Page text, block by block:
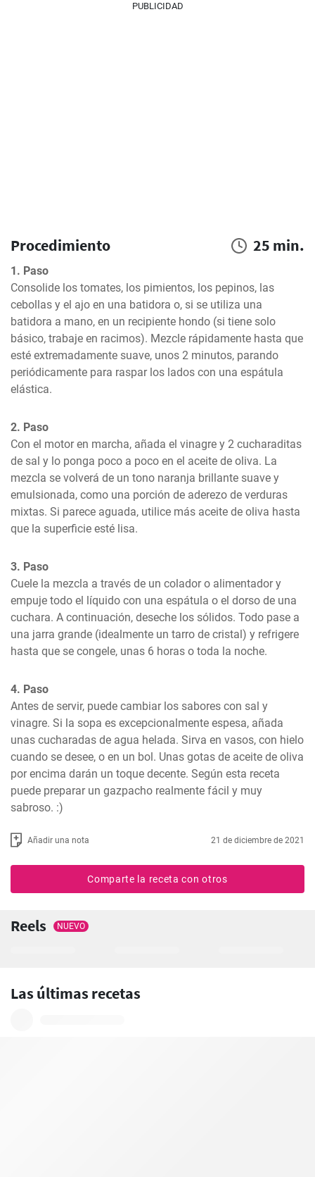
PUBLICIDAD
Procedimiento 25 min.
1. Paso
Consolide los tomates, los pimientos, los pepinos, las
cebollas y el ajo en una batidora o, si se utiliza una
batidora a mano, en un recipiente hondo (si tiene solo
básico, trabaje en racimos). Mezcle rápidamente hasta que
esté extremadamente suave, unos 2 minutos, parando
periódicamente para raspar los lados con una espátula
elástica.
2. Paso
Con el motor en marcha, añada el vinagre y 2 cucharaditas
de sal y lo ponga poco a poco en el aceite de oliva. La
mezcla se volverá de un tono naranja brillante suave y
emulsionada, como una porción de aderezo de verduras
mixtas. Si parece aguada, utilice más aceite de oliva hasta
que la superficie esté lisa.
3. Paso
Cuele la mezcla a través de un colador o alimentador y
empuje todo el líquido con una espátula o el dorso de una
cuchara. A continuación, deseche los sólidos. Todo pase a
una jarra grande (idealmente un tarro de cristal) y refrigere
hasta que se congele, unas 6 horas o toda la noche.
4. Paso
Antes de servir, puede cambiar los sabores con sal y
vinagre. Si la sopa es excepcionalmente espesa, añada
unas cucharadas de agua helada. Sirva en vasos, con hielo
cuando se desee, o en un bol. Unas gotas de aceite de oliva
por encima darán un toque decente. Según esta receta
puede preparar un gazpacho realmente fácil y muy
sabroso. :)
Añadir una nota 21 de diciembre de 2021
Comparte la receta con otros
Reels NUEVO
Las últimas recetas